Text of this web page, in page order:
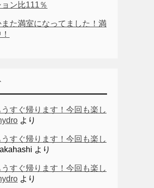
ン比111％
た満室になってました！満
すぐ帰ります！今回も楽し
より
すぐ帰ります！今回も楽し
より
すぐ帰ります！今回も楽し
より